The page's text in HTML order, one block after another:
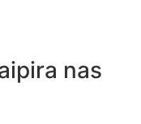
nas